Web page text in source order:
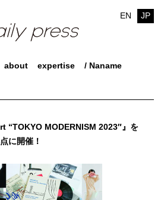
EN JP
about expertise / Naname
“TOKYO MODERNISM 2023″』を
に開催！